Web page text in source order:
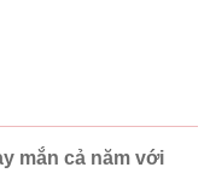
mắn cả năm với